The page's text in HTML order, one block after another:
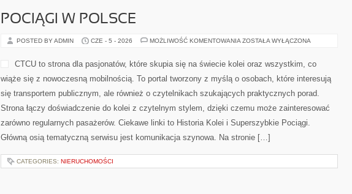
udoskonalać warsztat. Kategorie: Edycja i Postprodukcja i Sprzęt i Akcesoria. Głównym
CATEGORIES:NIERUCHOMOŚCI
POCIĄGI W POLSCE
POSTED BY ADMIN CZE - 5 - 2026